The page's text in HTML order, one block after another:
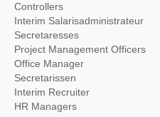
Controllers
Interim Salarisadministrateur
Secretaresses
Project Management Officers
Office Manager
Secretarissen
Interim Recruiter
HR Managers